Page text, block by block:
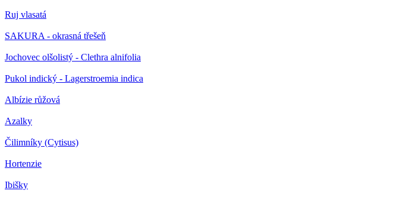
Ruj vlasatá
SAKURA - okrasná třešeň
Jochovec olšolistý - Clethra alnifolia
Pukol indický - Lagerstroemia indica
Albízie růžová
Azalky
Čilimníky (Cytisus)
Hortenzie
Ibišky